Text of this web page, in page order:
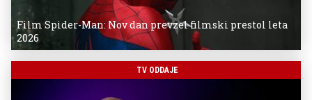
Film Spider-Man: Nov dan prevzel filmski prestol leta
2026
TV ODDAJE